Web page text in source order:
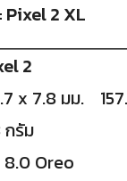
2 XL
2
x 7.8 มม.
กรัม
Oreo